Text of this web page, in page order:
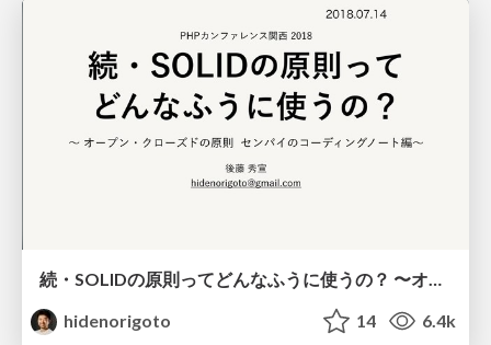
続・SOLIDの原則ってどんなふうに使うの？ 〜オープン・クローズドの原則 センパイのコーディングノート編〜
hidenorigoto
14 6.4k